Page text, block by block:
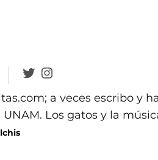
a veces escribo y
UNAM. Los gatos y la